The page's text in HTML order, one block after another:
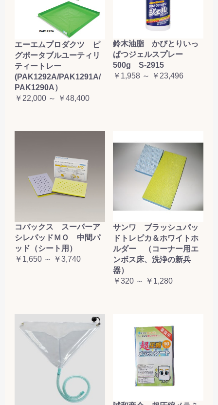
エーエムプロダクツ ピ
グポータブルユーティリ
ティートレー
(PAK1292A/PAK1291A/
PAK1290A）
￥22,000 ～ ￥48,400
鈴木油脂 かびとりいっ
ぱつジェルスプレー
500g S-2915
￥1,958 ～ ￥23,496
コバックス スーパーア
シレパッドＭＯ 中間パ
ッド（シート用）
￥1,650 ～ ￥3,740
サンワ ブラッシュパッ
ドトレピカ＆ホワイトホ
ルダー （コーナー用エ
ンボス床、洗浄の新兵
器）
￥320 ～ ￥1,280